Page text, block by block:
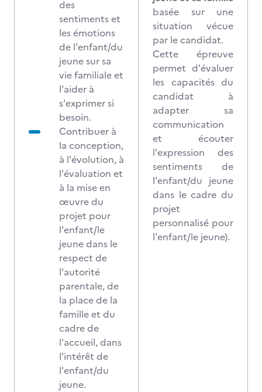
des
sentiments et
les émotions
de l'enfant/du
jeune sur sa
vie familiale et
l'aider à
s'exprimer si
besoin.
Contribuer à
la conception,
à l'évolution, à
l'évaluation et
à la mise en
œuvre du
projet pour
l'enfant/le
jeune dans le
respect de
l'autorité
parentale, de
la place de la
famille et du
cadre de
l'accueil, dans
l'intérêt de
l'enfant/du
jeune.
basée sur une
situation vécue
par le candidat.
Cette épreuve
permet d'évaluer
les capacités du
candidat à
adapter sa
communication
et écouter
l'expression des
sentiments de
l'enfant/du jeune
dans le cadre du
projet
personnalisé pour
l'enfant/le jeune).